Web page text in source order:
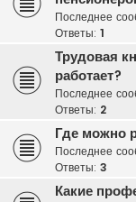
Последнее
Ответы: 1
Трудовая
работает?
Последнее
Ответы: 2
Где можно
Последнее
Ответы: 3
Какие